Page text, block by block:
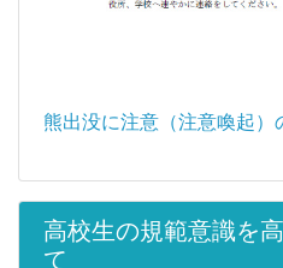
熊出没に注意（注意喚起）
高校生の規範意識を
て